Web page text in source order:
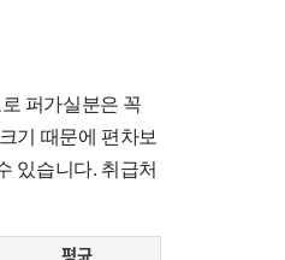
퍼가실분은 꼭
기 때문에 편차보
있습니다. 취급처